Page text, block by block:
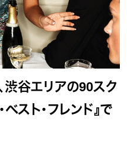
渋谷エリアの90スク
スト・フレンド』で